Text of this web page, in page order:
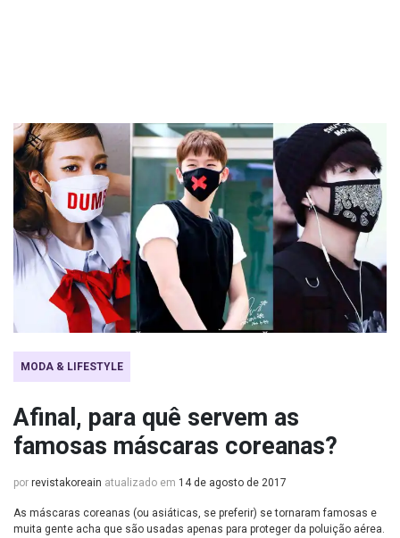
MODA & LIFESTYLE
Afinal, para quê servem as
famosas máscaras coreanas?
por revistakoreain atualizado em 14 de agosto de 2017
As máscaras coreanas (ou asiáticas, se preferir) se tornaram famosas e
muita gente acha que são usadas apenas para proteger da poluição aérea.